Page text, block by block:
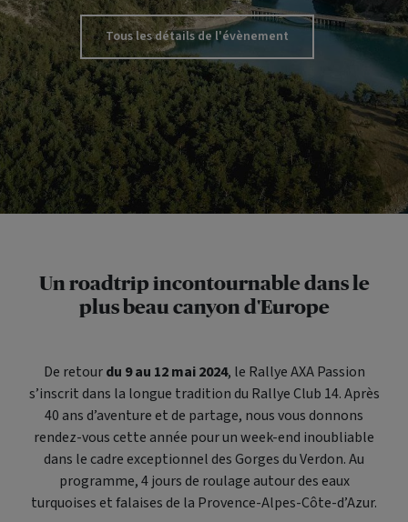
Tous les détails de l'évènement
Unroadtrip incontournable dans le
plus beau canyon d'Europe
De retourdu 9 au 12 mai 2024, le Rallye AXA Passion
s’inscrit dans la longue tradition du Rallye Club 14. Après
40 ans d’aventure et de partage, nous vous donnons
rendez-vous cette année pour un week-end inoubliable
dans le cadre exceptionnel des Gorges du Verdon. Au
programme, 4 jours de roulage autour des eaux
turquoises et falaises de la Provence-Alpes-Côte-d’Azur.